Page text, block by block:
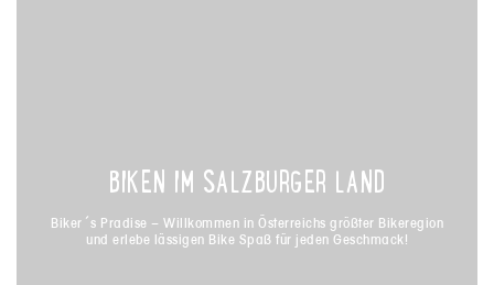
BIKEN IM SALZBURGER LAND
Biker´s Pradise – Willkommen in Österreichs größter Bikeregion
und erlebe lässigen Bike Spaß für jeden Geschmack!
BIKEN IM SALZBURGER LAND
Biker´s Pradise – Willkommen in Österreichs größter Bikeregion
und erlebe lässigen Bike Spaß für jeden Geschmack!